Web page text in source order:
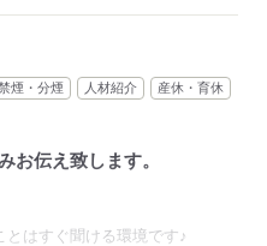
る
煙・分煙 人材紹介
産休・育休
お伝え致します。
はすぐ聞ける環境です♪